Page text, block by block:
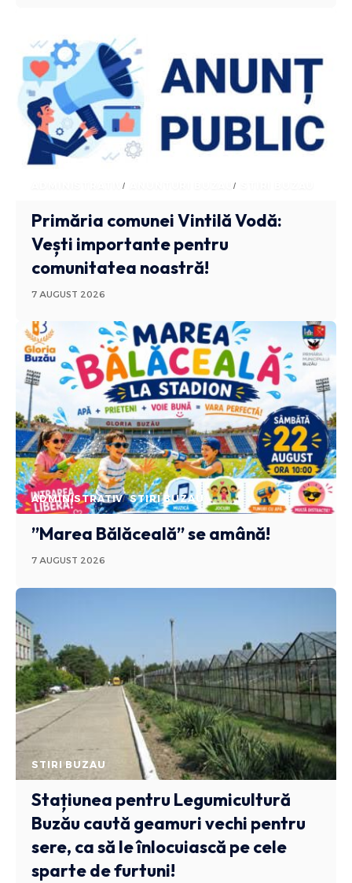
ADMINISTRATIV ANUNTURI BUZAU
Primăria comunei Vintilă Vodă:
Vești importante pentru
comunitatea noastră!
7 AUGUST 2026
ADMINISTRATIV STIRI BUZAU
”Marea Bălăceală” se amână!
7 AUGUST 2026
STIRI BUZAU
Stațiunea pentru Legumicultură
Buzău caută geamuri vechi pentru
sere, ca să le înlocuiască pe cele
sparte de furtuni!